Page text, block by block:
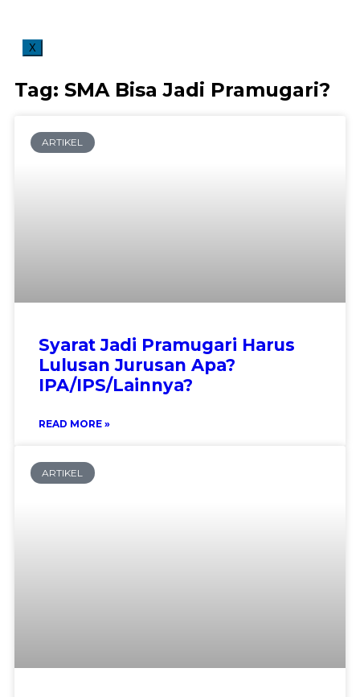
X
Tag: SMA Bisa Jadi Pramugari?
ARTIKEL
Syarat Jadi Pramugari Harus
Lulusan Jurusan Apa?
IPA/IPS/Lainnya?
READ MORE »
ARTIKEL